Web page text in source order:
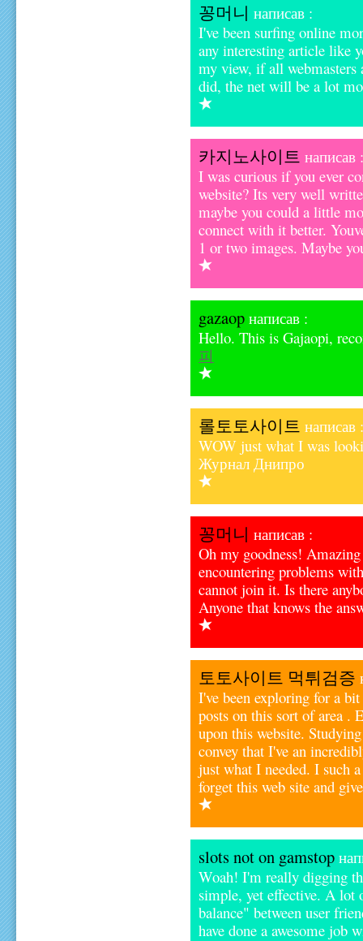
꽁머니 написав :
I've been surfing online
any interesting article like
my view, if all webmasters
did, the net will be a lot
카지노사이트 написав
I was curious if you ever
website? Its very well
maybe you could a little
connect with it better.
1 or two images. Maybe
gazaop написав :
Hello. This is Gajaopi,
피
롤토토사이트 написав
WOW just what I was
Журнал Днипро
꽁머니 написав :
Oh my goodness!
encountering problems
cannot join it. Is there
Anyone that knows the
토토사이트 먹튀검증
I've been exploring for a
posts on this sort of area .
upon this website.
convey that I've an
just what I needed. I such
forget this web site and
slots not on gamstop
Woah! I'm really digging
simple, yet effective. A lot
balance" between user
have done a awesome job